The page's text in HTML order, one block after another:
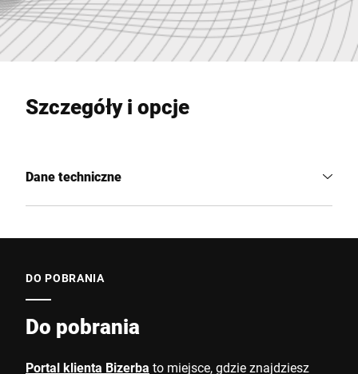
Szczegóły i opcje
Dane techniczne
DO POBRANIA
Do pobrania
Portal klienta Bizerba to miejsce, gdzie znajdziesz